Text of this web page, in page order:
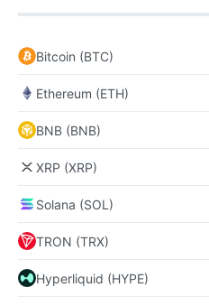
Bitcoin (BTC)
Ethereum (ETH)
BNB (BNB)
XRP (XRP)
Solana (SOL)
TRON (TRX)
Hyperliquid (HYPE)